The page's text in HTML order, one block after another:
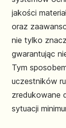
jakości
oraz
nie tylko
gwarantując
Tym
uczestników
zredukowane
sytuacji